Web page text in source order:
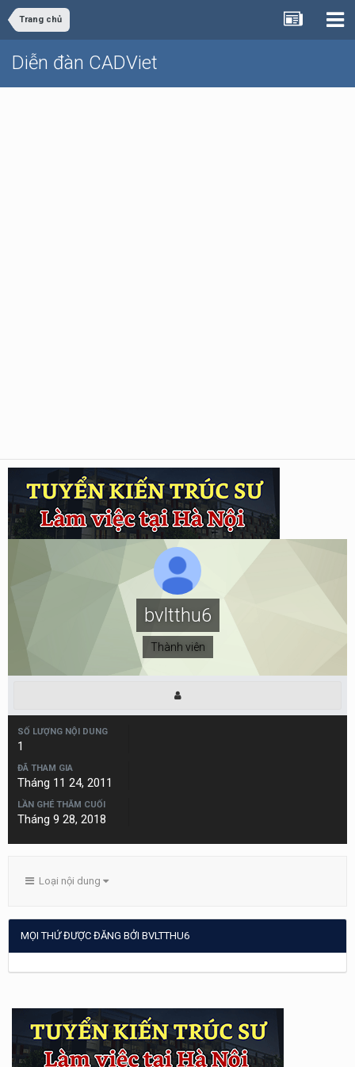
Trang chủ
Diễn đàn CADViet
bvltthu6
Thành viên
SỐ LƯỢNG NỘI DUNG
1
ĐÃ THAM GIA
Tháng 11 24, 2011
LẦN GHÉ THĂM CUỐI
Tháng 9 28, 2018
Loại nội dung
MỌI THỨ ĐƯỢC ĐĂNG BỞI BVLTTHU6